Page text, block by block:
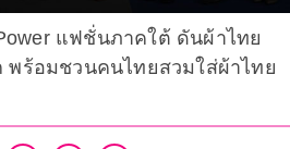
แฟชั่นภาคใต้ ดันผ้าไทย
พร้อมชวนคนไทยสวมใส่ผ้าไทย